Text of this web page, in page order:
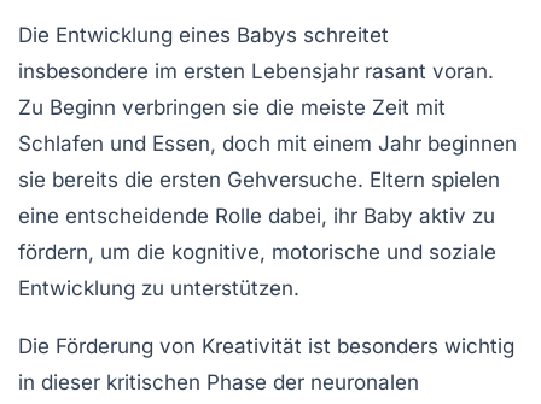
Die Entwicklung eines Babys schreitet
insbesondere im ersten Lebensjahr rasant voran.
Zu Beginn verbringen sie die meiste Zeit mit
Schlafen und Essen, doch mit einem Jahr beginnen
sie bereits die ersten Gehversuche. Eltern spielen
eine entscheidende Rolle dabei, ihr Baby aktiv zu
fördern, um die kognitive, motorische und soziale
Entwicklung zu unterstützen.
Die Förderung von Kreativität ist besonders wichtig
in dieser kritischen Phase der neuronalen